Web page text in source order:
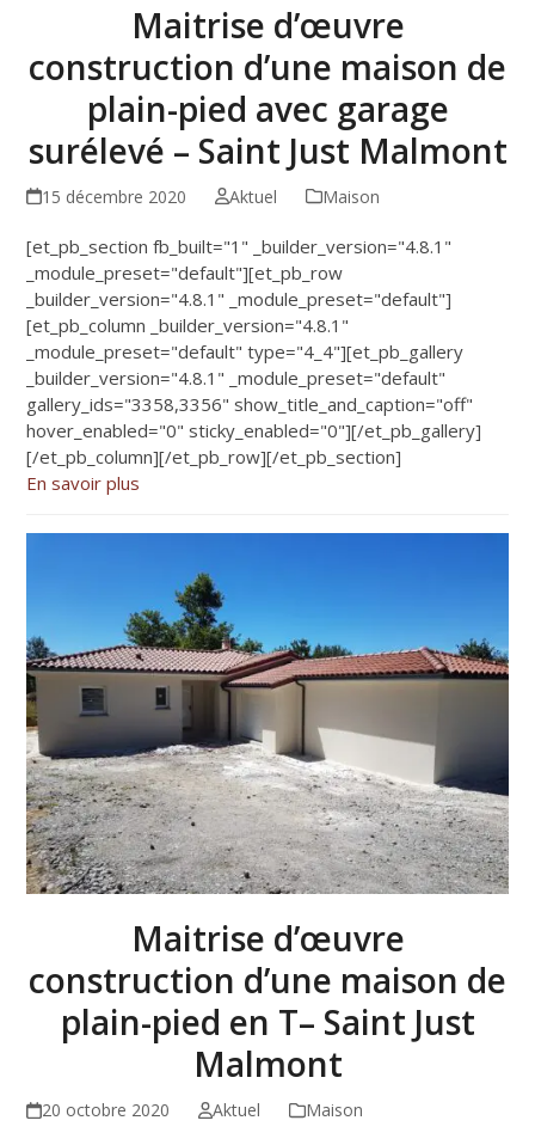
Maitrise d’œuvre
construction d’une maison de
plain-pied avec garage
surélevé – Saint Just Malmont
15 décembre 2020 Aktuel Maison
[et_pb_section fb_built="1" _builder_version="4.8.1"
_module_preset="default"][et_pb_row
_builder_version="4.8.1" _module_preset="default"]
[et_pb_column _builder_version="4.8.1"
_module_preset="default" type="4_4"][et_pb_gallery
_builder_version="4.8.1" _module_preset="default"
gallery_ids="3358,3356" show_title_and_caption="off"
hover_enabled="0" sticky_enabled="0"][/et_pb_gallery]
[/et_pb_column][/et_pb_row][/et_pb_section]
En savoir plus
Maitrise d’œuvre
construction d’une maison de
plain-pied en T– Saint Just
Malmont
20 octobre 2020 Aktuel Maison